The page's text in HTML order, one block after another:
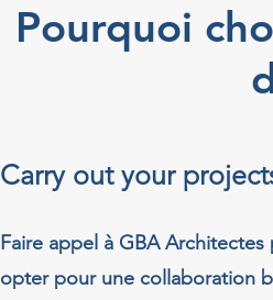
Pourquoi
Carry out your
Faire appel à GBA
opter pour une collaboration